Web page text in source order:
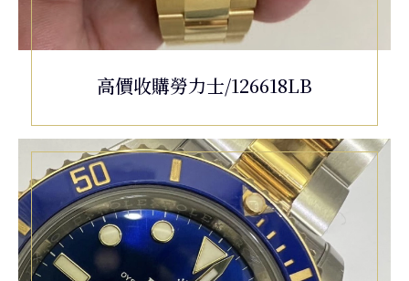
高價收購勞力士/126618LB